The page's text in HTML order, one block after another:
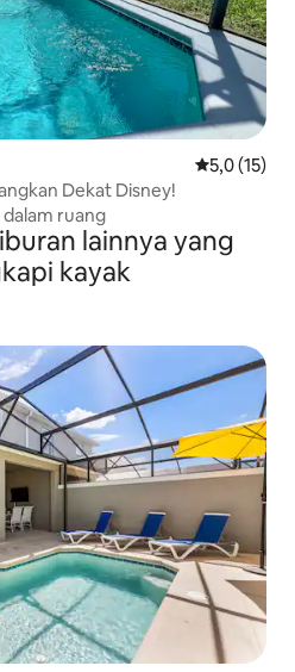
Nilai rata-
5,0 (15)
Dekat Disney!
ruang
lainnya yang
kayak